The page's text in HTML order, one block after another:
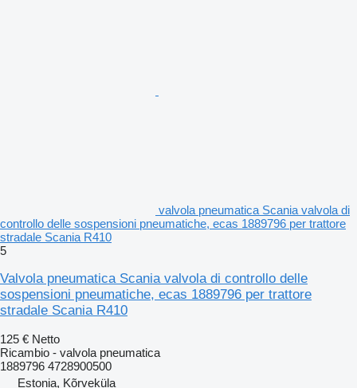
valvola pneumatica Scania valvola di
controllo delle sospensioni pneumatiche, ecas 1889796 per trattore
stradale Scania R410
5
Valvola pneumatica Scania valvola di controllo delle
sospensioni pneumatiche, ecas 1889796 per trattore
stradale Scania R410
125 € Netto
Ricambio - valvola pneumatica
1889796 4728900500
Estonia, Kõrveküla